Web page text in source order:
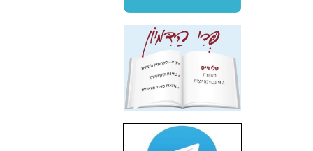
"יש אפליה בחקירה"?
חשיפה: למה השר
משה כחלון לא נחקר
עד היום? -
כאן
חשיפת חשד לשחיתות
הדומה לזו של "תיק
הסלולר -כאן